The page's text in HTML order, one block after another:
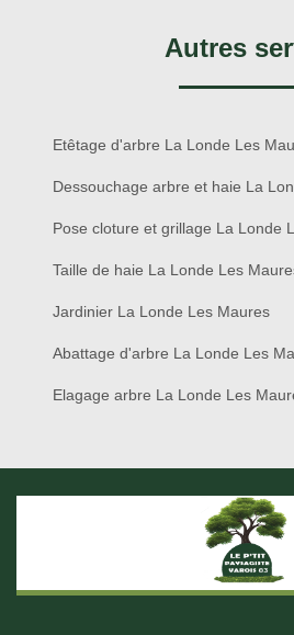
Autres
Etêtage d'arbre La Londe Les
Dessouchage arbre et haie La
Pose cloture et grillage La Londe
Taille de haie La Londe Les
Jardinier La Londe Les Maures
Abattage d'arbre La Londe Les
Elagage arbre La Londe Les